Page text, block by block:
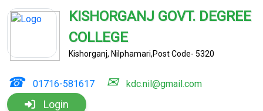
KISHORGANJ GOVT. DEGREE
COLLEGE
Kishorganj, Nilphamari,Post Code- 5320
☎ 01716-581617 ✉ kdc.nil@gmail.com
Login